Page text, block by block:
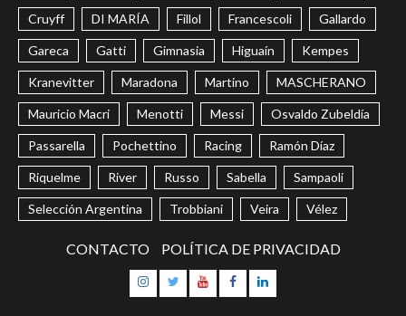
Cruyff DI MARÍA Fillol Francescoli Gallardo
Gareca Gatti Gimnasia Higuaín Kempes
Kranevitter Maradona Martino MASCHERANO
Mauricio Macri Menotti Messi Osvaldo Zubeldía
Passarella Pochettino Racing Ramón Díaz
Riquelme River Russo Sabella Sampaoli
Selección Argentina Trobbiani Veira Vélez
CONTACTO POLÍTICA DE PRIVACIDAD
Instagram
TwitterYoutubeFacebookLinkedIn